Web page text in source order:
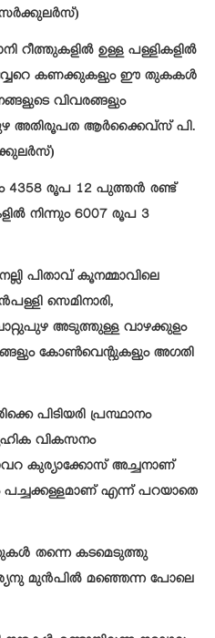
റീത്തുകളിൽ ഉള്ള പള്ളികളിൽ
കണക്കുകളും ഈ തുകകൾ
വിവരങ്ങളും
അതിരൂപത ആർക്കൈവ്സ് പി.
4358 രൂപ 12 പുത്തൻ രണ്ട്
നിന്നും 6007 രൂപ 3
പിതാവ് കൂനമ്മാവിലെ
സെമിനാരി,
അടുത്തുള്ള വാഴക്കുളം
കോൺവെന്റുകളും അഗതി
പിടിയരി പ്രസ്ഥാനം
വികസനം
കുര്യാക്കോസ് അച്ചനാണ്
എന്ന് പറയാതെ
തന്നെ കടമെടുത്തു
മുൻപിൽ മഞ്ഞെന്ന പോലെ